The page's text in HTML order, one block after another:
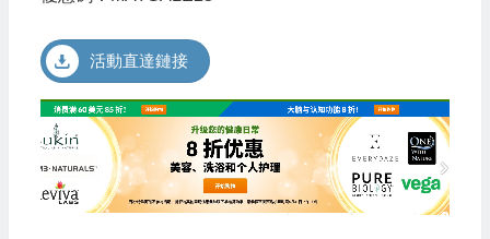
活動直達鏈接